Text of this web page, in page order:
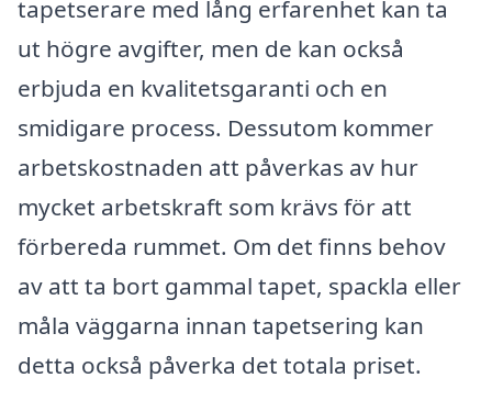
tapetserare med lång erfarenhet kan ta
ut högre avgifter, men de kan också
erbjuda en kvalitetsgaranti och en
smidigare process. Dessutom kommer
arbetskostnaden att påverkas av hur
mycket arbetskraft som krävs för att
förbereda rummet. Om det finns behov
av att ta bort gammal tapet, spackla eller
måla väggarna innan tapetsering kan
detta också påverka det totala priset.